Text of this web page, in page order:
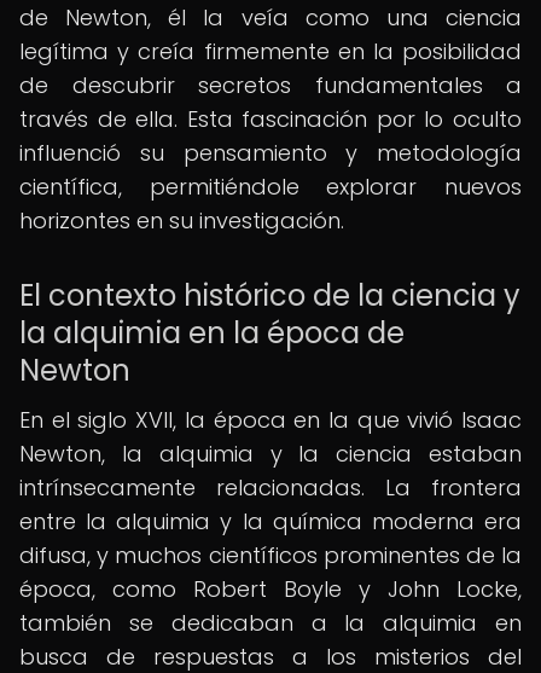
de Newton, él la veía como una ciencia
legítima y creía firmemente en la posibilidad
de descubrir secretos fundamentales a
través de ella. Esta fascinación por lo oculto
influenció su pensamiento y metodología
científica, permitiéndole explorar nuevos
horizontes en su investigación.
El contexto histórico de la ciencia y
la alquimia en la época de
Newton
En el siglo XVII, la época en la que vivió Isaac
Newton, la alquimia y la ciencia estaban
intrínsecamente relacionadas. La frontera
entre la alquimia y la química moderna era
difusa, y muchos científicos prominentes de la
época, como Robert Boyle y John Locke,
también se dedicaban a la alquimia en
busca de respuestas a los misterios del